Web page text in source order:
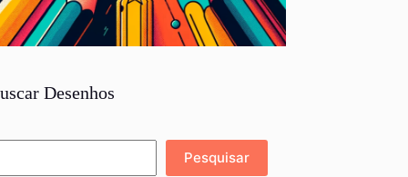
Desenhos
Pesquisar
Pesquisar